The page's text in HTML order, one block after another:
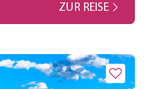
ZUR REISE